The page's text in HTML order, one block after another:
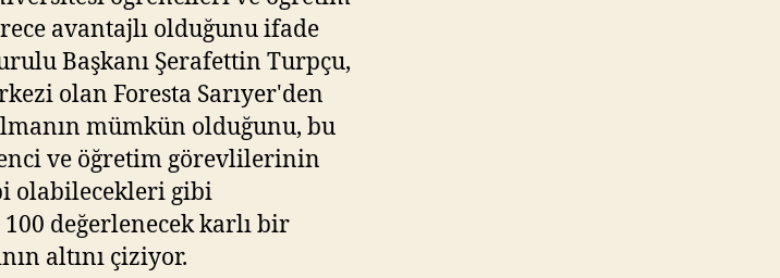
avantajlı olduğunu ifade
Başkanı Şerafettin Turpçu,
olan Foresta Sarıyer'den
mümkün olduğunu, bu
ve öğretim görevlilerinin
olabilecekleri gibi
değerlenecek karlı bir
altını çiziyor.